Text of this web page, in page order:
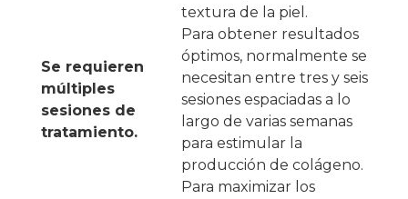
textura de la piel.
Se requieren
múltiples
sesiones de
tratamiento.
Para obtener resultados
óptimos, normalmente se
necesitan entre tres y seis
sesiones espaciadas a lo
largo de varias semanas
para estimular la
producción de colágeno.
Para maximizar los